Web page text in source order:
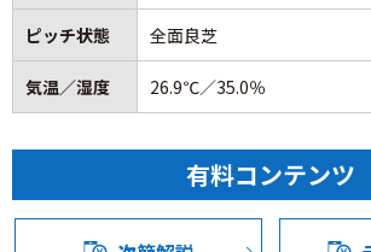
王座を掴み取るための緊迫した90分とな
甲府はこの連戦で得た最大の武器は、新
2」の成熟と、大幅なターンオーバーを
ってきたチームの「総力」だ。磐田戦の
糧に、いわき戦で見せた見事なリバウン
そして新戦力の台頭。誰が出ても強度と
今の一体感があれば、勝機は必ずこち
思っています。
Q:今お話の中で1失点目はＪ２でやって
はいけないシーンとおっしゃいましたが
なところなんでしょうか。
A:ボールにプレッシャーがかかっている
でしっかりとポジショニングだったり、
ころで、あんなに簡単にヘディングさ
ピッチ状態 全面良芝
気温／湿度 26.9℃／35.0％
有料コンテンツ